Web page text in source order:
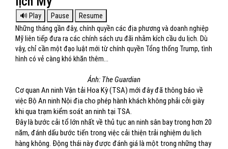
Những tháng gần đây, chính quyền các địa phương và doanh nghiệp
Mỹ liên tiếp đưa ra các chính sách ưu đãi nhằm kích cầu du lịch. Dù
vậy, chỉ cần một đạo luật mới từ chính quyền Tổng thống Trump, tình
hình có vẻ càng khó khăn thêm...
Ảnh: The Guardian
Cơ quan An ninh Vận tải Hoa Kỳ (TSA) mới đây đã thông báo về
việc Bộ An ninh Nội địa cho phép hành khách không phải cởi giày
khi qua trạm kiểm soát an ninh tại TSA.
Đây là bước cải tổ lớn nhất về thủ tục an ninh sân bay trong hơn 20
năm, đánh dấu bước tiến trong việc cải thiện trải nghiệm du lịch
hàng không. Động thái này được đánh giá là một trong những thay